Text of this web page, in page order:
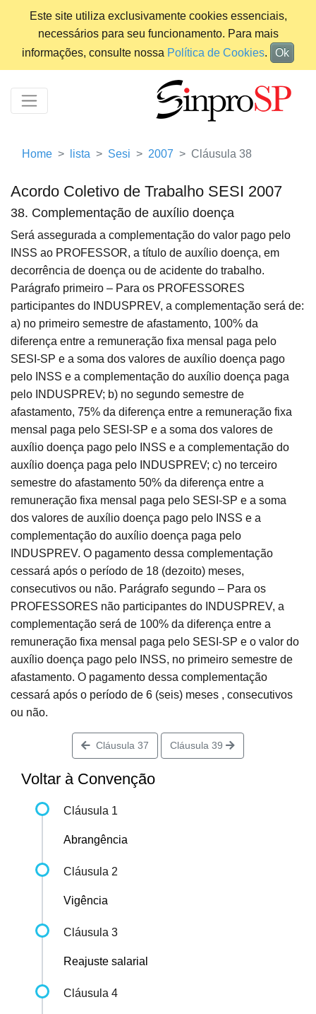
Este site utiliza exclusivamente cookies essenciais,
necessários para seu funcionamento. Para mais
informações, consulte nossa Política de Cookies. Ok
Home lista Sesi 2007 Cláusula 38
Acordo Coletivo de Trabalho SESI 2007
38. Complementação de auxílio doença
Será assegurada a complementação do valor pago pelo
INSS ao PROFESSOR, a título de auxílio doença, em
decorrência de doença ou de acidente do trabalho.
Parágrafo primeiro – Para os PROFESSORES
participantes do INDUSPREV, a complementação será de:
a) no primeiro semestre de afastamento, 100% da
diferença entre a remuneração fixa mensal paga pelo
SESI-SP e a soma dos valores de auxílio doença pago
pelo INSS e a complementação do auxílio doença paga
pelo INDUSPREV; b) no segundo semestre de
afastamento, 75% da diferença entre a remuneração fixa
mensal paga pelo SESI-SP e a soma dos valores de
auxílio doença pago pelo INSS e a complementação do
auxílio doença paga pelo INDUSPREV; c) no terceiro
semestre do afastamento 50% da diferença entre a
remuneração fixa mensal paga pelo SESI-SP e a soma
dos valores de auxílio doença pago pelo INSS e a
complementação do auxílio doença paga pelo
INDUSPREV. O pagamento dessa complementação
cessará após o período de 18 (dezoito) meses,
consecutivos ou não. Parágrafo segundo – Para os
PROFESSORES não participantes do INDUSPREV, a
complementação será de 100% da diferença entre a
remuneração fixa mensal paga pelo SESI-SP e o valor do
auxílio doença pago pelo INSS, no primeiro semestre de
afastamento. O pagamento dessa complementação
cessará após o período de 6 (seis) meses , consecutivos
ou não.
Cláusula 37 Cláusula 39
Voltar à Convenção
Cláusula 1
Abrangência
Cláusula 2
Vigência
Cláusula 3
Reajuste salarial
Cláusula 4